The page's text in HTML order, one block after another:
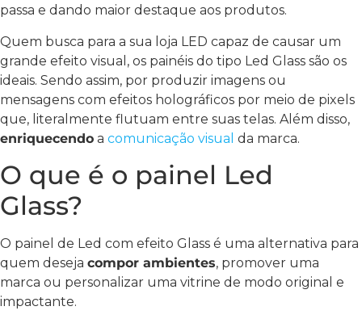
passa e dando maior destaque aos produtos.
Quem busca para a sua loja LED capaz de causar um
grande efeito visual, os painéis do tipo Led Glass são os
ideais. Sendo assim, por produzir imagens ou
mensagens com efeitos holográficos por meio de pixels
que, literalmente flutuam entre suas telas. Além disso,
enriquecendo a comunicação visual da marca.
O que é o painel Led
Glass?
O painel de Led com efeito Glass é uma alternativa para
quem deseja compor ambientes, promover uma
marca ou personalizar uma vitrine de modo original e
impactante.